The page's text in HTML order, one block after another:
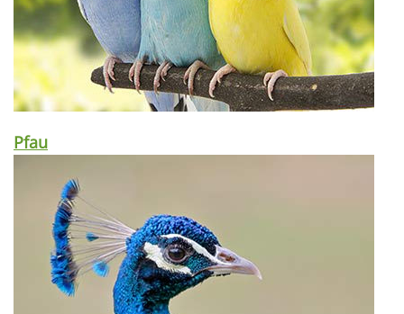
Pfau